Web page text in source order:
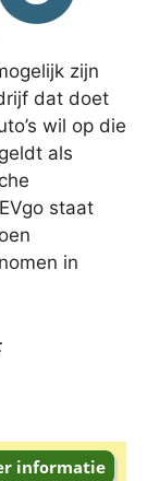
zijn
dat doet
wil op die
als
staat
in